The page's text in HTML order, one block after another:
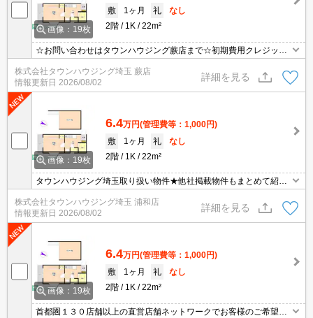
画像：19枚
敷
1ヶ月 礼
なし
2階
1K 22m²
☆お問い合わせはタウンハウジング蕨店まで☆初期費用クレジット
決済相談☆オンラインでの内見・契約もお気軽にご相談ください！
株式会社タウンハウジング埼玉 蕨店
情報更新日 2026/08/02
詳細を見る
画像：19枚
6.4万円(管理費等：1,000円)
敷
1ヶ月 礼
なし
2階
1K 22m²
タウンハウジング埼玉取り扱い物件★他社掲載物件もまとめて紹介
できます・オンラインでの面談＆見学も対応
株式会社タウンハウジング埼玉 浦和店
情報更新日 2026/08/02
詳細を見る
画像：19枚
6.4万円(管理費等：1,000円)
敷
1ヶ月 礼
なし
2階
1K 22m²
首都圏１３０店舗以上の直営店舗ネットワークでお客様のご希望に